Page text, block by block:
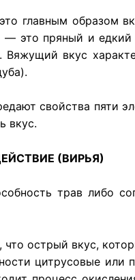
главным образом
это пряный и едкий
Вяжущий вкус
свойства пяти
вкус.
(ВИРЬЯ)
трав либо
острый вкус,
цитрусовые или